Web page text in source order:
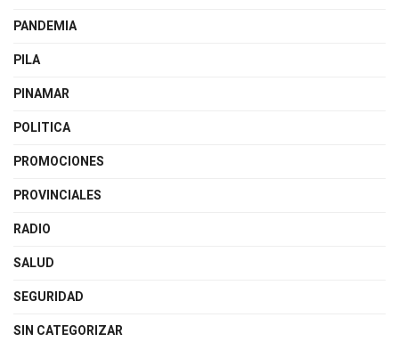
PANDEMIA
PILA
PINAMAR
POLITICA
PROMOCIONES
PROVINCIALES
RADIO
SALUD
SEGURIDAD
SIN CATEGORIZAR